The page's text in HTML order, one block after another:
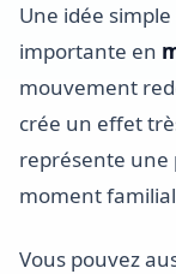
Une idée
importante en
mouvement
crée un effet
représente une
moment
Vous pouvez